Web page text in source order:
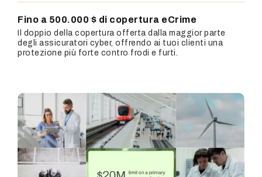
Fino a 500.000 $ di copertura eCrime
Il doppio della copertura offerta dalla maggior parte
degli assicuratori cyber, offrendo ai tuoi clienti una
protezione più forte contro frodi e furti.